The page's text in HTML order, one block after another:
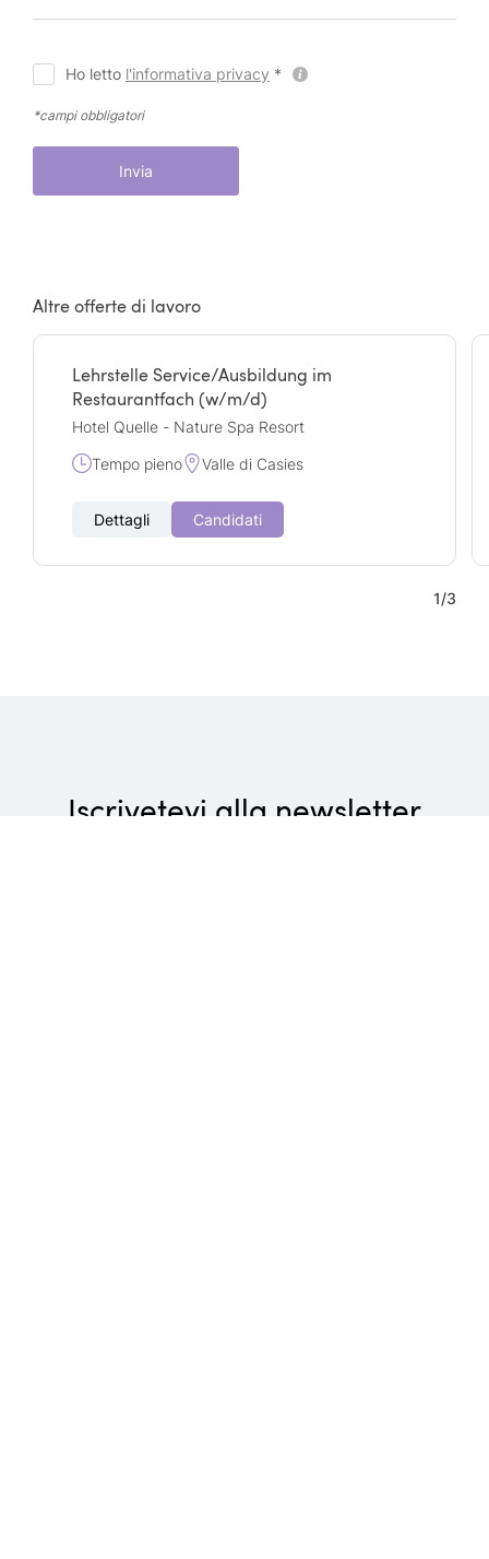
Ho letto l'informativa privacy *
*campi obbligatori
Invia
Altre offerte di lavoro
Lehrstelle Service/Ausbildung im
Restaurantfach (w/m/d)
Hotel Quelle - Nature Spa Resort
Tempo pieno
Valle di Casies
Dettagli Candidati
1/3
Iscrivetevi alla newsletter